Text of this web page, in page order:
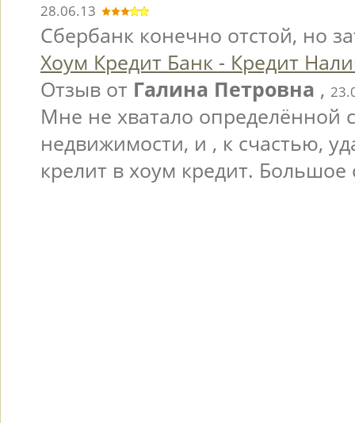
28.06.13
Сбербанк конечно отстой, но
Хоум Кредит Банк - Кредит
Отзыв от Галина Петровна ,
Мне не хватало определённой
недвижимости, и , к счастью,
крелит в хоум кредит. Большое